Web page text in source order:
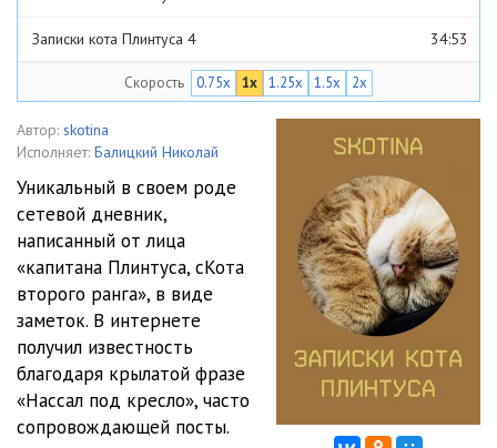
Записки кота Плинтуса 4 34:53
Записки кота Плинтуса 5
Скорость 0.75x 1x 1.25x 1.5x 2x
Автор: skotina
Исполняет: Балицкий Николай
Уникальный в своем роде
сетевой дневник,
написанный от лица
«капитана Плинтуса, сКота
второго ранга», в виде
заметок. В интернете
получил известность
благодаря крылатой фразе
«Нассал под кресло», часто
сопровождающей посты.